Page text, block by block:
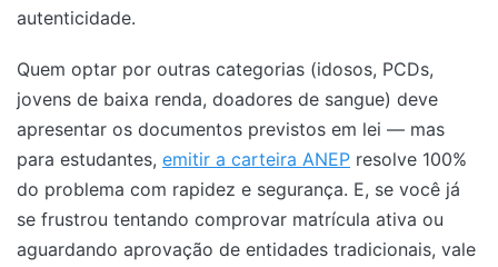
autenticidade.
Quem optar por outras categorias (idosos, PCDs,
jovens de baixa renda, doadores de sangue) deve
apresentar os documentos previstos em lei — mas
para estudantes, emitir a carteira ANEP resolve 100%
do problema com rapidez e segurança. E, se você já
se frustrou tentando comprovar matrícula ativa ou
aguardando aprovação de entidades tradicionais, vale